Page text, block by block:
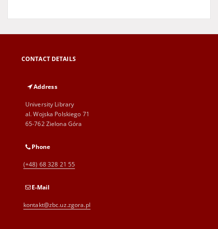
CONTACT DETAILS
Address
University Library
al. Wojska Polskiego 71
65-762 Zielona Góra
Phone
(+48) 68 328 21 55
E-Mail
kontakt@zbc.uz.zgora.pl